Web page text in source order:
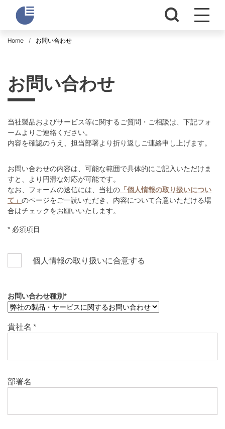
Home お問い合わせ
お問い合わせ
当社製品およびサービス等に関するご質問・ご相談は、下記フォ
ームよりご連絡ください。
内容を確認のうえ、担当部署より折り返しご連絡申し上げます。
お問い合わせの内容は、可能な範囲で具体的にご記入いただけま
すと、より円滑な対応が可能です。
なお、フォームの送信には、当社の 「個人情報の取り扱いについ
て」 のページをご一読いただき、内容について合意いただける場
合はチェックをお願いいたします。
* 必須項目
個人情報の取り扱いに合意する
お問い合わせ種別*
貴社名 *
部署名